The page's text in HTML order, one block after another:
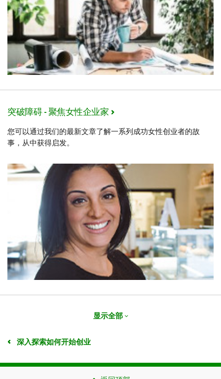
突破障碍 - 聚焦女性企业家
您可以通过我们的最新文章了解一系列成功女性创业者的故
事，从中获得启发。
显示全部
深入探索如何开始创业